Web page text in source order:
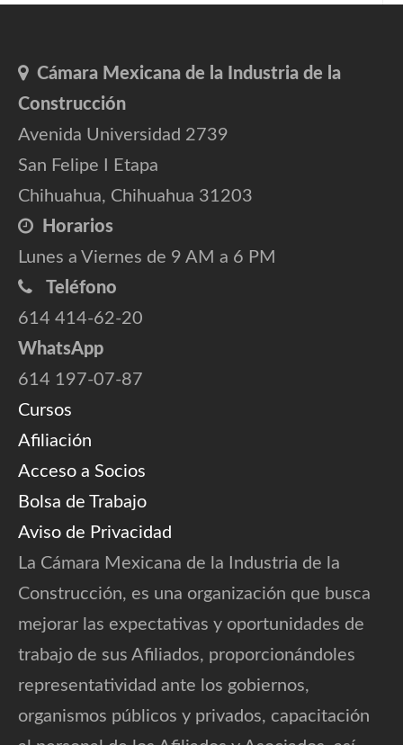
Cámara Mexicana de la Industria de la
Construcción
Avenida Universidad 2739
San Felipe I Etapa
Chihuahua, Chihuahua 31203
Horarios
Lunes a Viernes de 9 AM a 6 PM
Teléfono
614 414-62-20
WhatsApp
614 197-07-87
Cursos
Afiliación
Acceso a Socios
Bolsa de Trabajo
Aviso de Privacidad
La Cámara Mexicana de la Industria de la
Construcción, es una organización que busca
mejorar las expectativas y oportunidades de
trabajo de sus Afiliados, proporcionándoles
representatividad ante los gobiernos,
organismos públicos y privados, capacitación